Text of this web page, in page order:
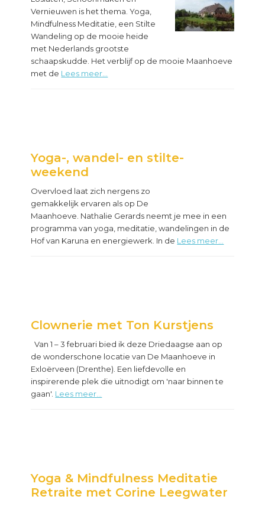
Vernieuwen is het thema. Yoga,
Mindfulness Meditatie, een Stilte
Wandeling op de mooie heide
met Nederlands grootste
schaapskudde. Het verblijf op de mooie Maanhoeve
met de Lees meer...
Yoga-, wandel- en stilte-
weekend
Overvloed laat zich nergens zo
gemakkelijk ervaren als op De
Maanhoeve. Nathalie Gerards neemt je mee in een
programma van yoga, meditatie, wandelingen in de
Hof van Karuna en energiewerk. In de Lees meer...
Clownerie met Ton Kurstjens
Van 1 – 3 februari bied ik deze Driedaagse aan op
de wonderschone locatie van De Maanhoeve in
Exloërveen (Drenthe). Een liefdevolle en
inspirerende plek die uitnodigt om 'naar binnen te
gaan'. Lees meer...
Yoga & Mindfulness Meditatie
Retraite met Corine Leegwater